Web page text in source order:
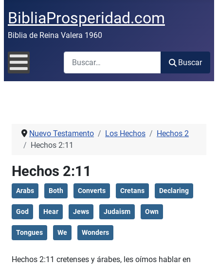
BibliaProsperidad.com
Biblia de Reina Valera 1960
Buscar
Buscar
Nuevo Testamento Los Hechos
Hechos 2
Hechos 2:11
Hechos 2:11
Arabs Both Converts Cretans Declaring
God Hear Jews Judaism Own
Tongues We Wonders
Hechos 2:11 cretenses y árabes, les oímos hablar en